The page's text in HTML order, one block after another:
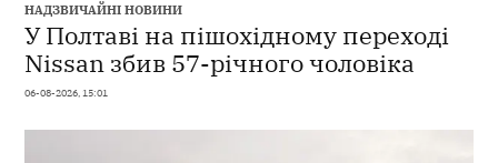
НАДЗВИЧАЙНІ НОВИНИ
У Полтаві на пішохідному переході
Nissan збив 57-річного чоловіка
06-08-2026, 15:01